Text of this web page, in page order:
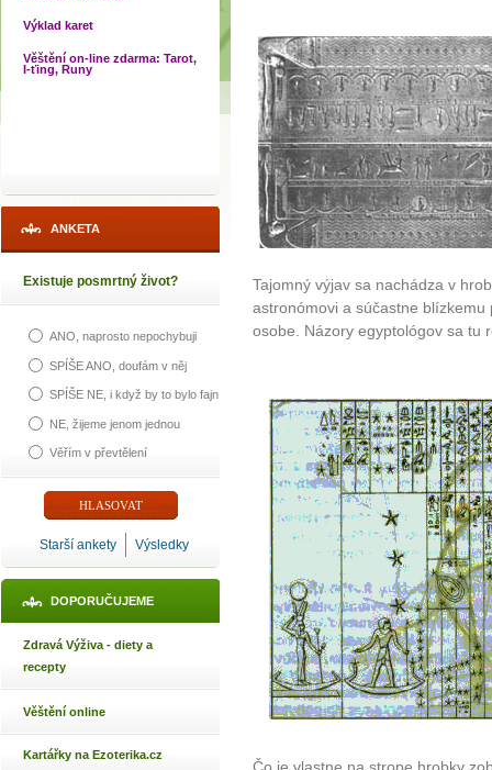
Výklad karet
Věštění on-line zdarma: Tarot,
I-ťing, Runy
ANKETA
Existuje posmrtný život?
ANO, naprosto nepochybuji
SPÍŠE ANO, doufám v něj
SPÍŠE NE, i když by to bylo fajn
NE, žijeme jenom jednou
Věřím v převtělení
Starší ankety Výsledky
DOPORUČUJEME
Zdravá Výživa - diety a
recepty
Věštění online
Kartářky na Ezoterika.cz
Tajomný výjav sa nachádza v
astronómovi a súčastne
osobe. Názory egyptológov sa tu